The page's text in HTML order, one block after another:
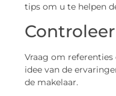
tips om u te helpen
Vraag om
idee van de
de makelaar.